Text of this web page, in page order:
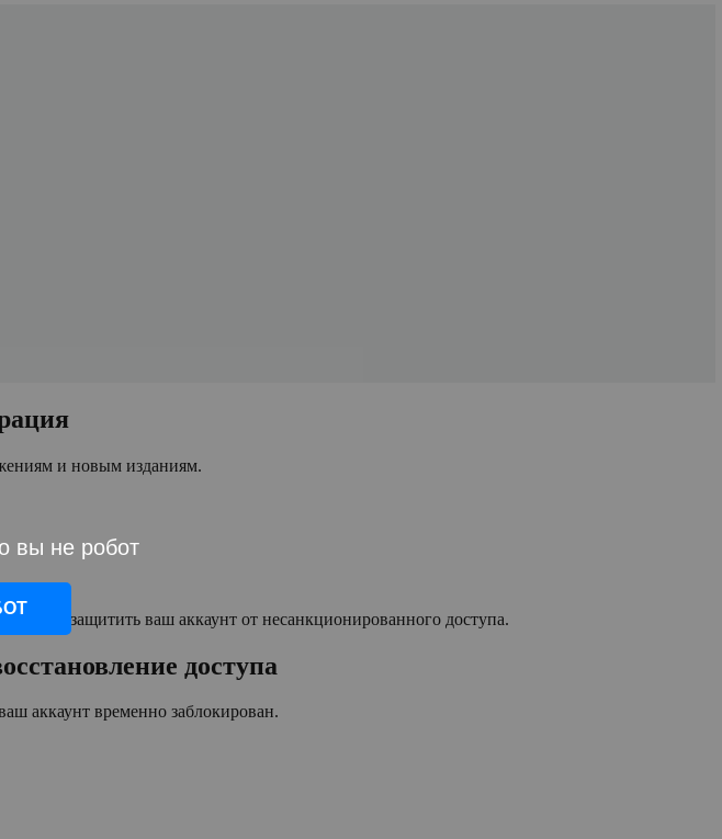
и новым изданиям.
защитить ваш аккаунт от несанкционированного доступа.
доступа
аккаунт временно заблокирован.
вы не робот